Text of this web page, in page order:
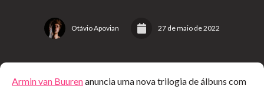
Otávio Apovian 27 de maio de 2022
Armin van Buurenanuncia uma nova trilogia de álbuns com